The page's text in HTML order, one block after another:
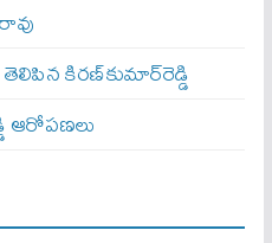
కిరణ్‌కుమార్‌రెడ్డి
ఆరోపణలు